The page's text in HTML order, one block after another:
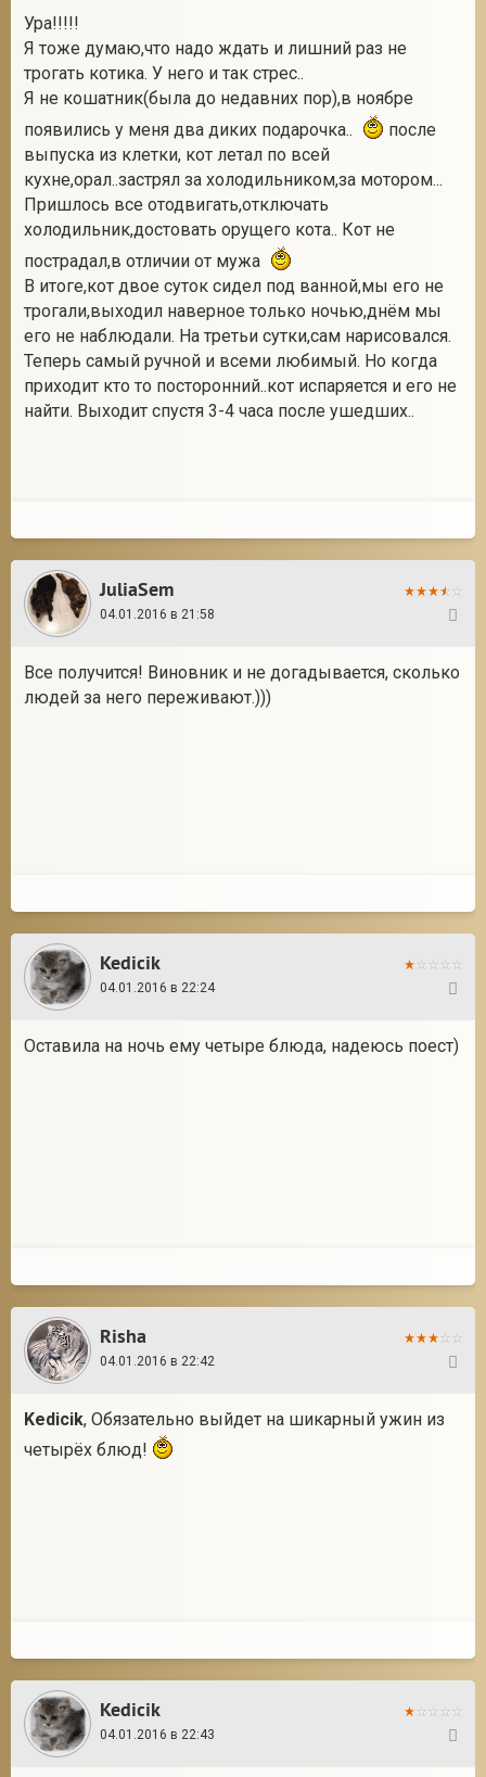
Ура!!!!!
Я тоже думаю,что надо ждать и лишний раз не
трогать котика. У него и так стрес..
Я не кошатник(была до недавних пор),в ноябре
появились у меня два диких подарочка..
после
выпуска из клетки, кот летал по всей
кухне,орал..застрял за холодильником,за мотором...
Пришлось все отодвигать,отключать
холодильник,достовать орущего кота.. Кот не
пострадал,в отличии от мужа
В итоге,кот двое суток сидел под ванной,мы его не
трогали,выходил наверное только ночью,днём мы
его не наблюдали. На третьи сутки,сам нарисовался.
Теперь самый ручной и всеми любимый. Но когда
приходит кто то посторонний..кот испаряется и его не
найти. Выходит спустя 3-4 часа после ушедших..
JuliaSem
04.01.2016 в 21:58
Все получится! Виновник и не догадывается, сколько
людей за него переживают.)))
Kedicik
04.01.2016 в 22:24
Оставила на ночь ему четыре блюда, надеюсь поест)
Risha
04.01.2016 в 22:42
Kedicik, Обязательно выйдет на шикарный ужин из
четырёх блюд!
Kedicik
04.01.2016 в 22:43